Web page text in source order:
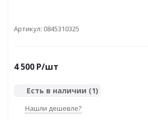
Артикул: 0845310325
4 500 P/шт
Есть в наличии (1)
Нашли дешевле?